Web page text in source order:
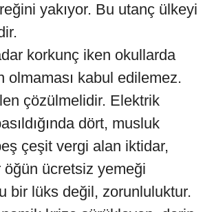
yakıyor. Bu utanç ülkeyi
korkunç iken okullarda
olmaması kabul edilemez.
çözülmelidir. Elektrik
dört, musluk
çeşit vergi alan iktidar,
öğün ücretsiz yemeği
bir lüks değil, zorunluluktur.